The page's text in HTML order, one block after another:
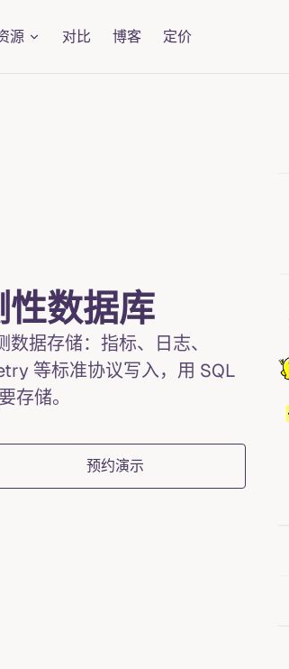
源 对比 博客 定价
数据库
据存储：指标、日志、
等标准协议写入，用 SQL
存储。
预约演示